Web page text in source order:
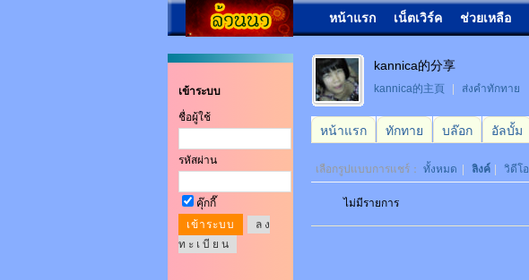
หน้าแรก เน็ตเวิร์ค ช่วยเหลือ
เข้าระบบ
ชื่อผู้ใช้
รหัสผ่าน
คุ๊กกี๊
ล ง
ท ะ เ บี ย น
kannica的分享
kannica的主頁 ส่งคำทักทาย
หน้าแรก ทักทาย บล๊อก อัลบั้ม
เลือกรูปแบบการแชร์： ทั้งหมด ลิงค์ วิดีโอ
ไม่มีรายการ